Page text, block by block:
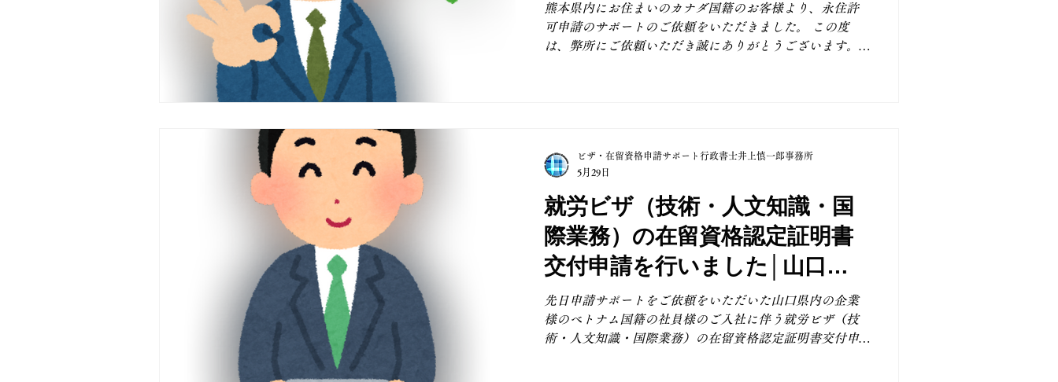
複数のサプライヤー企業様より、在留資格に関するご相
談・ご依頼を継続的にいただいております。 弊所では、
エンジニア職に限らず、通訳・翻訳、人事・総務・経
熊本県内にお住まいのカナダ国籍のお客様より、永住許
可申請のサポートのご依頼をいただきました。 この度
は、弊所にご依頼いただき誠にありがとうございます。
す。 また、その他の要件についても、他の在留資格と同
様に、安定した収入や生活基盤、納税状況など、法務省
が定める「永住許可に関するガイドライン」に沿った適
正な在留状況であることが求められます。 永住許可申請
permanent residence（行政書士井上井上慎一郎事務所）
フルサポートのご依頼をいただきましたので、必要書類
のご案内から役所の各種証明書の収集、申請書類の作
向けてスムーズにお手続きが進むよう全力でサポートい
たします。 弊所では、就労ビザ、配偶者ビザ、永住許可
申請をはじめとする各種在留資
就労ビザ（技術・人文知識・国
際業務）の在留資格認定証明書
交付申請を行いました│山口県
内の企業様への内定ベトナム人
社員様
先日申請サポートをご依頼をいただいた山口県内の企業
様のベトナム国籍の社員様のご入社に伴う就労ビザ（技
術・人文知識・国際業務）の在留資格認定証明書交付申
ビザ・在留資格申請サポート行政書士井上慎一郎事務所
5月29日